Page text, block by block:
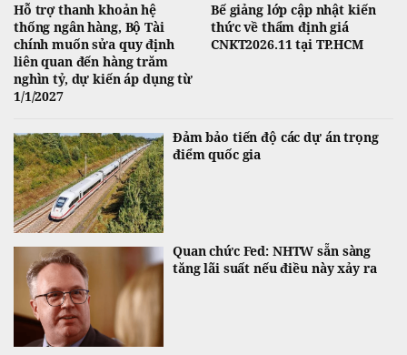
Hỗ trợ thanh khoản hệ
thống ngân hàng, Bộ Tài
chính muốn sửa quy định
liên quan đến hàng trăm
nghìn tỷ, dự kiến áp dụng từ
1/1/2027
Bế giảng lớp cập nhật kiến
thức về thẩm định giá
CNKT2026.11 tại TP.HCM
Đảm bảo tiến độ các dự án trọng
điểm quốc gia
Quan chức Fed: NHTW sẵn sàng
tăng lãi suất nếu điều này xảy ra